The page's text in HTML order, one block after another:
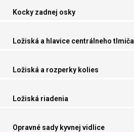
Kocky zadnej osky
Ložiská a hlavice centrálneho tlmiča
Ložiská a rozperky kolies
Ložiská riadenia
Opravné sady kyvnej vidlice